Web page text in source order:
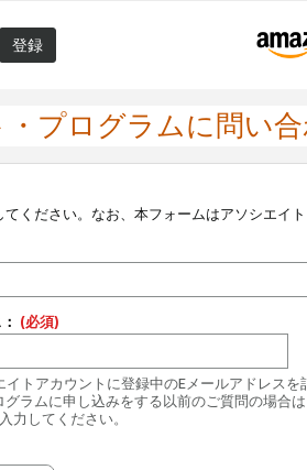
登録
プログラムに問い
てください。なお、本フォームはアソシエイ
(必須)
トアカウントに登録中のEメールアドレスを
ラムに申し込みをする以前のご質問の場合
力してください。